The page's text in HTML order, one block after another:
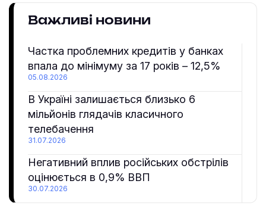
Важливі новини
Частка проблемних кредитів у банках
впала до мінімуму за 17 років – 12,5%
05.08.2026
В Україні залишається близько 6
мільйонів глядачів класичного
телебачення
31.07.2026
Негативний вплив російських обстрілів
оцінюється в 0,9% ВВП
30.07.2026